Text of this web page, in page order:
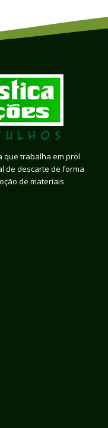
que trabalha em prol
de descarte de forma
de materiais